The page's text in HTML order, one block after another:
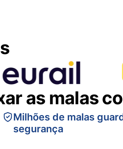
as malas
Milhões de malas
segurança